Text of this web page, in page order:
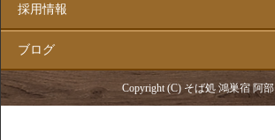
採用情報
ブログ
Copyright (C) そば処 鴻巣宿 阿部